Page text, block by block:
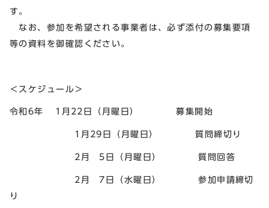
す。
なお、参加を希望される事業者は、必ず添付の募集要項
等の資料を御確認ください。
＜スケジュール＞
令和6年 1月22日（月曜日） 募集開始
1月29日（月曜日） 質問締切り
2月 5日（月曜日） 質問回答
2月 7日（水曜日） 参加申請締切
り